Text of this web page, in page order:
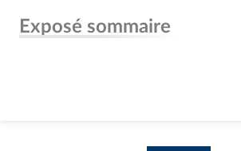
Exposé sommaire